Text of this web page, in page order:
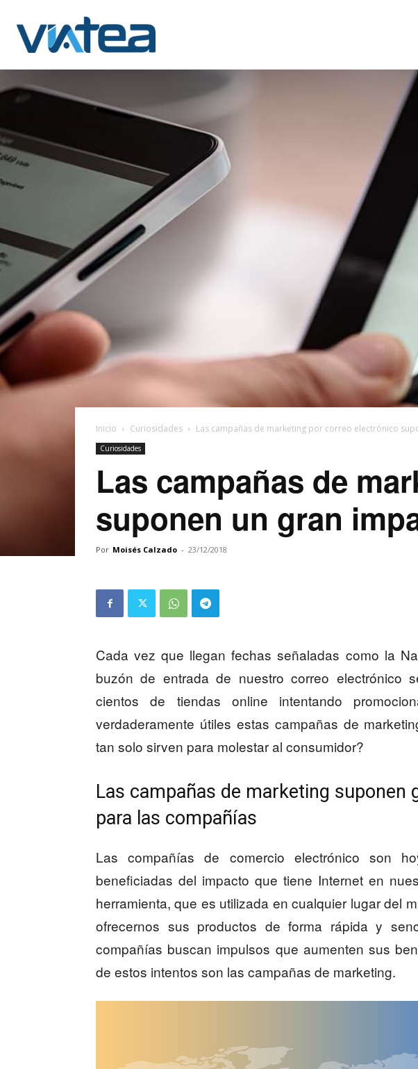
Inicio Curiosidades Las campañas de marketing por correo electrónico
Curiosidades
Las campañas de
suponen un gran
Por Moisés Calzado - 23/12/2018
Cada vez que llegan fechas señaladas como la
buzón de entrada de nuestro correo electrónico
cientos de tiendas online intentando
verdaderamente útiles estas campañas de
tan solo sirven para molestar al consumidor?
Las campañas de marketing suponen
para las compañías
Las compañías de comercio electrónico son
beneficiadas del impacto que tiene Internet en
herramienta, que es utilizada en cualquier lugar del
ofrecernos sus productos de forma rápida y
compañías buscan impulsos que aumenten sus
de estos intentos son las campañas de marketing.